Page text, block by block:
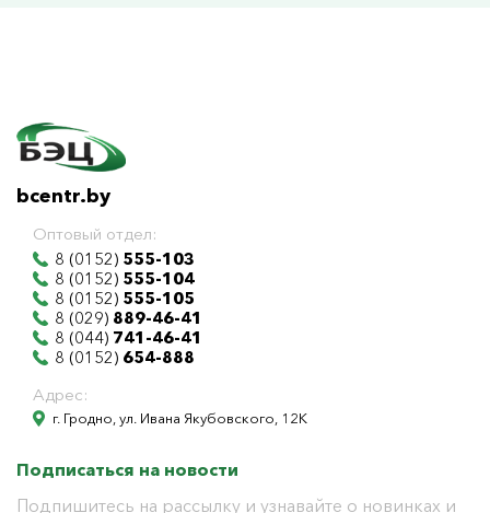
bcentr.by
Оптовый отдел:
8 (0152) 555-103
8 (0152) 555-104
8 (0152) 555-105
8 (029) 889-46-41
8 (044) 741-46-41
8 (0152) 654-888
Адрес:
г. Гродно, ул. Ивана Якубовского, 12К
Подписаться на новости
Подпишитесь на рассылку и узнавайте о новинках и